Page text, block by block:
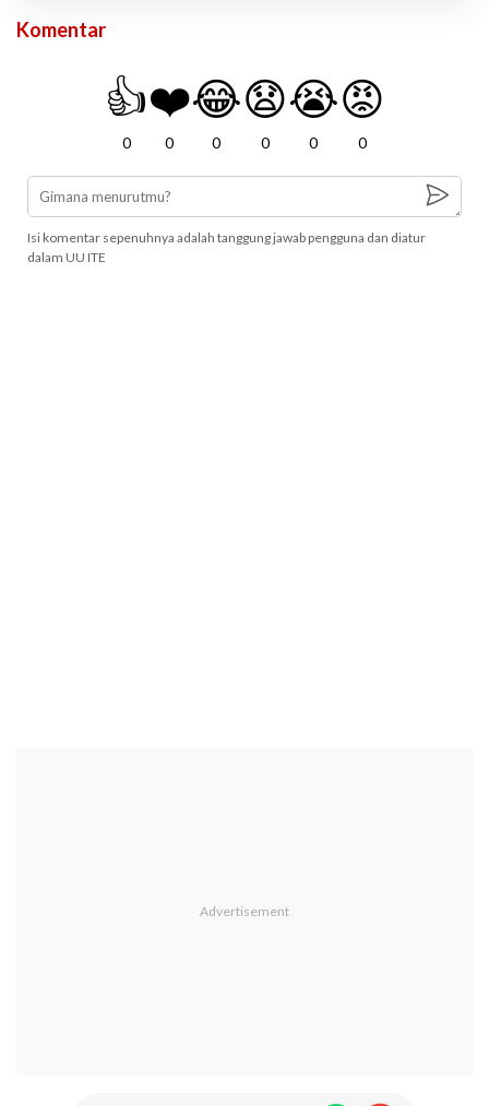
Komentar
👍
0
❤️
0
😂
0
😧
0
😭
0
😡
0
Isi komentar sepenuhnya adalah tanggung jawab pengguna dan diatur
dalam UU ITE